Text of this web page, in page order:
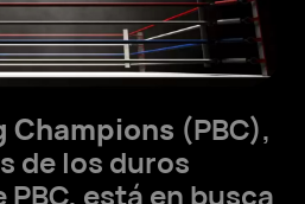
Champions (PBC),
de los duros
está en busca